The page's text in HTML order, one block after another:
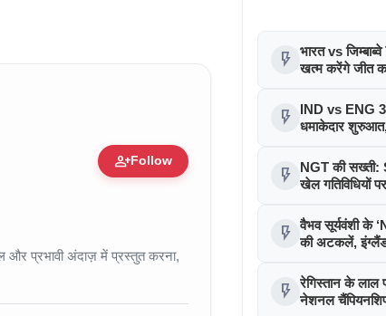
person_addFollow
प्रभावी अंदाज़ में प्रस्तुत करना,
flash_on भारत vs
खत्म करेंगे जीत
flash_on
IND vs ENG
धमाकेदार
flash_on
NGT की सख्ती:
खेल गतिविधियों
flash_on वैभव सूर्यवंशी के
की अटकलें, इंग्लैंड
flash_on रेगिस्तान के लाल
नेशनल